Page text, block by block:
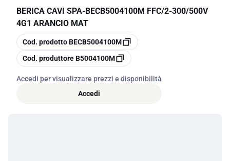
BERICA CAVI SPA-BECB5004100M FFC/2-300/500V
4G1 ARANCIO MAT
copia
Cod. prodottoBECB5004100M
copia
Cod. produttoreB5004100M
Accedi per visualizzare prezzi e disponibilità
Accedi